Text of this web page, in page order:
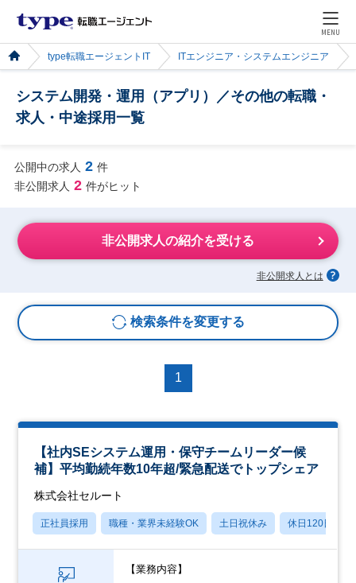
MENU
type転職エージェントIT ITエンジニア・システムエンジニア
システム開発・運用（アプリ）／その他の転職・
求人・中途採用一覧
公開中の求人 2 件
非公開求人 2 件がヒット
非公開求人の紹介を受ける
非公開求人とは
検索条件を変更する
1
【社内SEシステム運用・保守チームリーダー候
補】平均勤続年数10年超/緊急配送でトップシェア
株式会社セルート
正社員採用 職種・業界未経験OK 土日祝休み 休日120日以上
【業務内容】